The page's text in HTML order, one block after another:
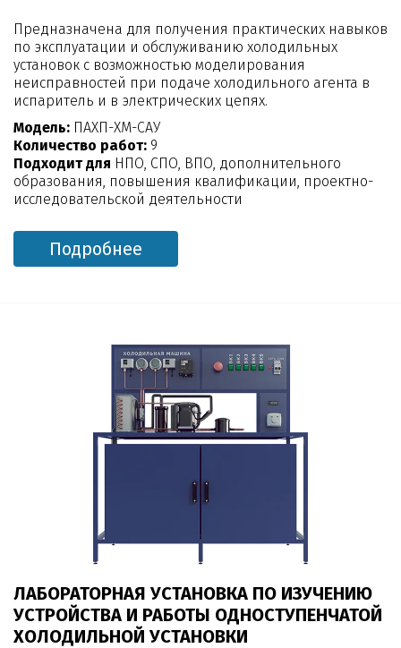
Предназначена для получения практических навыков
по эксплуатации и обслуживанию холодильных
установок с возможностью моделирования
неисправностей при подаче холодильного агента в
испаритель и в электрических цепях.
Модель: ПАХП-ХМ-САУ
Количество работ: 9
Подходит для НПО, СПО, ВПО, дополнительного
образования, повышения квалификации, проектно-
исследовательской деятельности
Подробнее
ЛАБОРАТОРНАЯ УСТАНОВКА ПО ИЗУЧЕНИЮ
УСТРОЙСТВА И РАБОТЫ ОДНОСТУПЕНЧАТОЙ
ХОЛОДИЛЬНОЙ УСТАНОВКИ